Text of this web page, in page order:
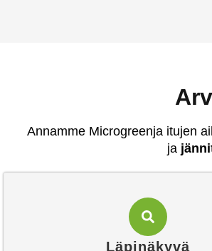
Annamme Microgreenja itujen
ja
Läpinäkyvä